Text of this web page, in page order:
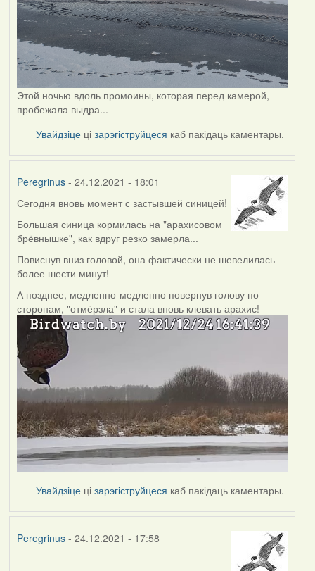
Этой ночью вдоль промоины, которая перед камерой,
пробежала выдра...
Увайдзіце цізарэгіструйцеся каб пакідаць каментары.
Peregrinus- 24.12.2021 - 18:01
Сегодня вновь момент с застывшей синицей!
Большая синица кормилась на "арахисовом
брёвнышке", как вдруг резко замерла...
Повиснув вниз головой, она фактически не шевелилась
более шести минут!
А позднее, медленно-медленно повернув голову по
сторонам, "отмёрзла" и стала вновь клевать арахис!
Увайдзіце цізарэгіструйцеся каб пакідаць каментары.
Peregrinus- 24.12.2021 - 17:58